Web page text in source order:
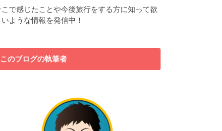
こで感じたことや今後旅行をする方に知って欲
ような情報を発信中！
このブログの執筆者